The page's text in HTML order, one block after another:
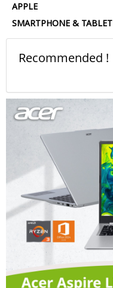
APPLE
SMARTPHONE & TABLET
Recommended !